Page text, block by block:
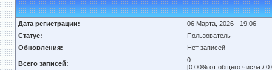
Дата регистрации:
06 Марта, 2026 - 19:06
Статус:
Пользователь
Обновления:
Нет записей
Всего записей:
0
[0.00% от общего числа /